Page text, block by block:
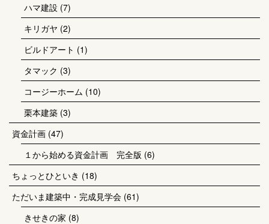
ハマ建設 (7)
キリガヤ (2)
ビルドアート (1)
タマック (3)
コージーホーム (10)
栗本建築 (3)
資金計画 (47)
１から始める資金計画 完全版 (6)
ちょっとひといき (18)
ただいま建築中・完成見学会 (61)
きせきの家 (8)